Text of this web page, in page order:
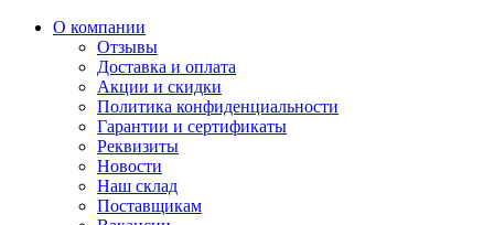
О компании
Отзывы
Доставка и оплата
Акции и скидки
Политика конфиденциальности
Гарантии и сертификаты
Реквизиты
Новости
Наш склад
Поставщикам